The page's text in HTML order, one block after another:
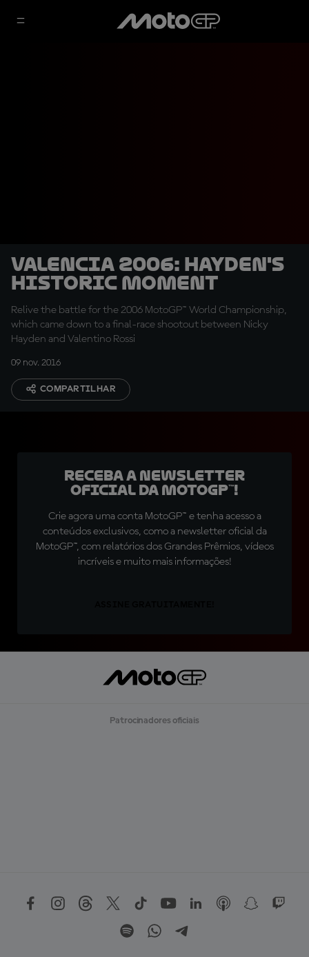
Valencia 2006: Hayden's
historic moment
Relive the battle for the 2006 MotoGP™ World Championship,
which came down to a final-race shootout between Nicky
Hayden and Valentino Rossi
09 nov. 2016
COMPARTILHAR
Receba a newsletter
oficial da MotoGP™!
Crie agora uma conta MotoGP™ e tenha acesso a
conteúdos exclusivos, como a newsletter oficial da
MotoGP™, com relatórios dos Grandes Prêmios, vídeos
incríveis e muito mais informações!
Patrocinadores oficiais